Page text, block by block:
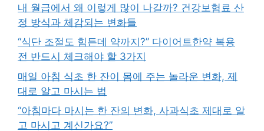
내 월급에서 왜 이렇게 많이 나갈까? 건강보험료 산
정 방식과 체감되는 변화들
“식단 조절도 힘든데 약까지?” 다이어트한약 복용
전 반드시 체크해야 할 3가지
매일 아침 식초 한 잔이 몸에 주는 놀라운 변화, 제
대로 알고 마시는 법
“아침마다 마시는 한 잔의 변화, 사과식초 제대로 알
고 마시고 계신가요?”